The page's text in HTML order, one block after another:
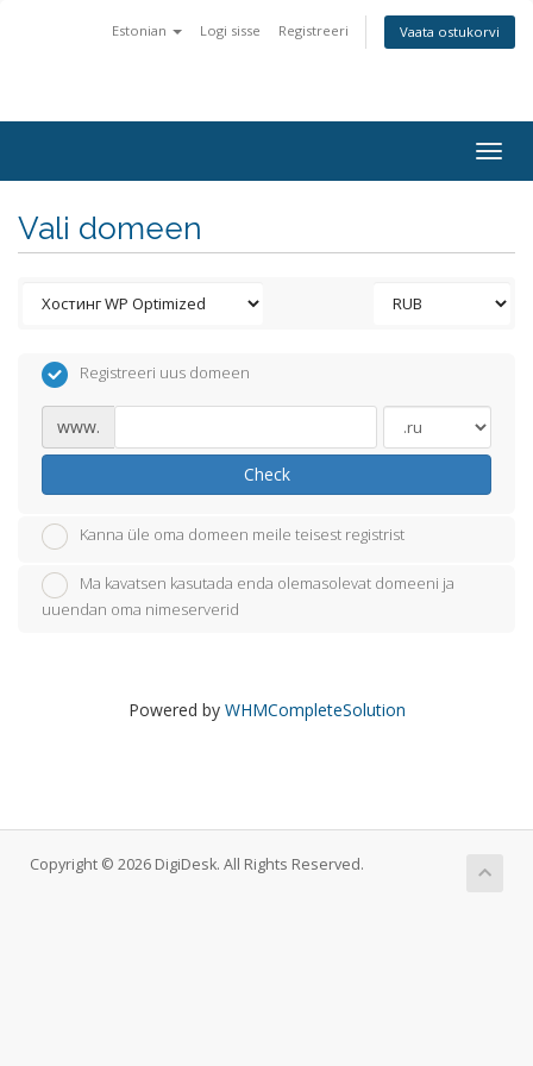
Estonian Logi sisse Registreeri Vaata ostukorvi
Vali domeen
Registreeri uus domeen
www.
Check
Kanna üle oma domeen meile teisest registrist
Ma kavatsen kasutada enda olemasolevat domeeni ja
uuendan oma nimeserverid
Powered by WHMCompleteSolution
Copyright © 2026 DigiDesk. All Rights Reserved.